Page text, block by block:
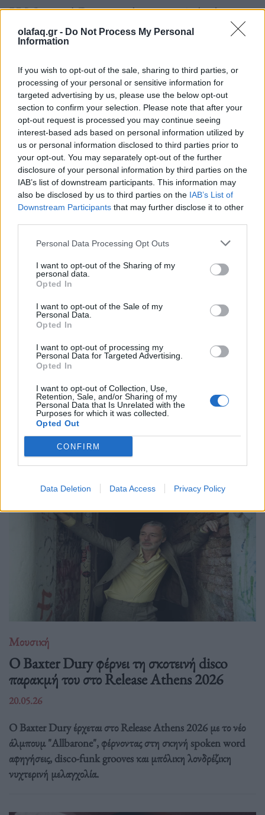
olafaq.gr - Do Not Process My Personal
Information
If you wish to opt-out of the sale, sharing to third parties, or
processing of your personal or sensitive information for
targeted advertising by us, please use the below opt-out
section to confirm your selection. Please note that after your
opt-out request is processed you may continue seeing
interest-based ads based on personal information utilized by
us or personal information disclosed to third parties prior to
your opt-out. You may separately opt-out of the further
disclosure of your personal information by third parties on the
IAB’s list of downstream participants. This information may
also be disclosed by us to third parties on the IAB’s List of
Downstream Participants that may further disclose it to other
Personal Data Processing Opt Outs
I want to opt-out of the Sharing of my
personal data.
Opted In
I want to opt-out of the Sale of my
Personal Data.
Opted In
I want to opt-out of processing my
Personal Data for Targeted Advertising.
Opted In
I want to opt-out of Collection, Use,
Retention, Sale, and/or Sharing of my
Personal Data that Is Unrelated with the
Purposes for which it was collected.
Opted Out
CONFIRM
Data Deletion Data Access Privacy Policy
Η Μουσική Βιομηχανία το 2026: Από τη
στρατηγική της αφθονίας στη συστημική
εντροπία
26.05.26
Καθώς η μουσική αγορά του 2026 επιταχύνει με εκρηκτικές
κυκλοφορίες και AI uploads, όλο και περισσότερες εταιρείες
αντιμετωπίζουν υπερφόρτωση δεδομένων, αλλά, σύμφωνα με
τον Matt Jacoby, λύσεις υπάρχο
Μουσική
Athens 2026 για μια λειτουργία σκοταδιού
και ομορφιάς
21.05.26
Με αφορμή την εμφάνισή της στο Release Athens 2026,
εξερευνούμε τον σκοτεινό και καθηλωτικό κόσμο της Anna
von Hausswolff, από το "Dead Magic" μέχρι το τελευταίο
της gothic art-pop σύμπαν.
Μουσική
Ο Baxter Dury φέρνει τη σκοτεινή disco
παρακμή του στο Release Athens 2026
20.05.26
Ο Baxter Dury έρχεται στο Release Athens 2026 με το νέο
άλμπουμ "Allbarone", φέρνοντας στη σκηνή spoken word
αφηγήσεις, disco-funk grooves και μπόλικη λονδρέζικη
νυχτερινή μελαγχολία.